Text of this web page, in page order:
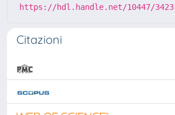
https://hdl.handle.net/10447/3423
Citazioni